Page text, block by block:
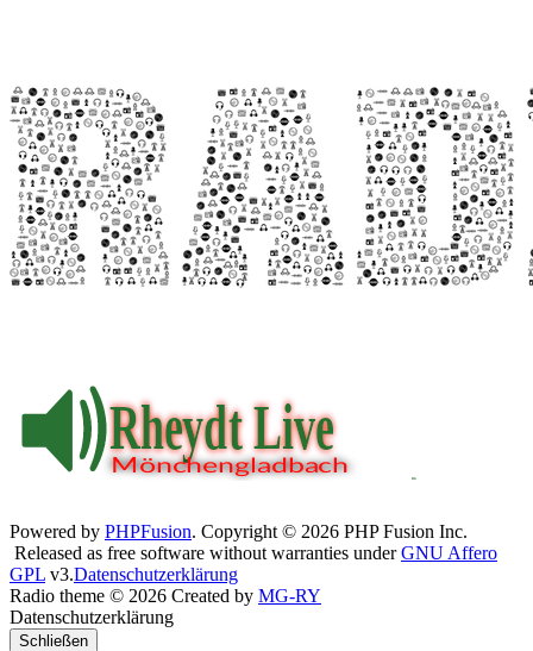
Powered by PHPFusion. Copyright © 2026 PHP Fusion Inc.
Released as free software without warranties underGNU Affero
GPL v3.Datenschutzerklärung
Radio theme © 2026 Created by MG-RY
Datenschutzerklärung
Schließen